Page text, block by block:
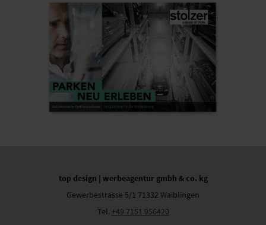
top design | werbeagentur gmbh & co. kg
Gewerbestrasse 5/1 71332 Waiblingen
Tel. +49 7151 956420